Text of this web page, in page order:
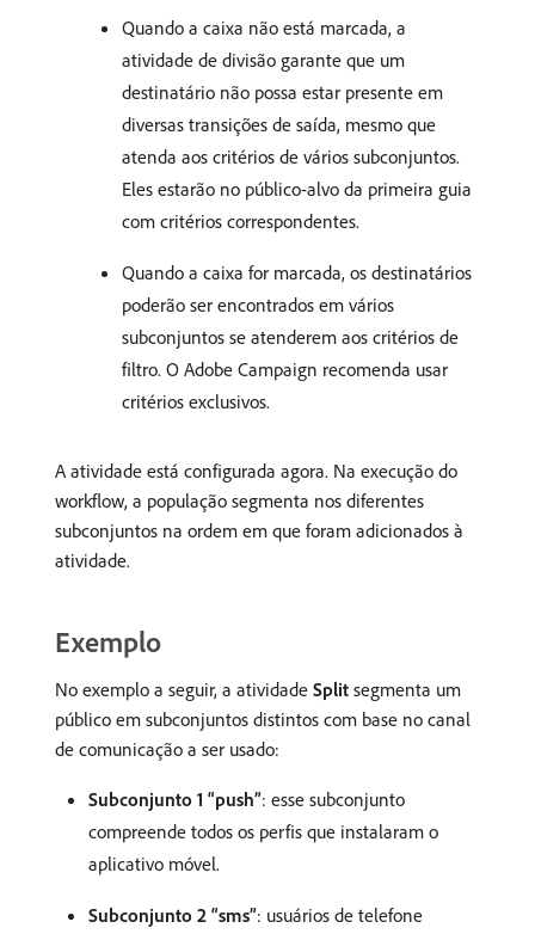
Quando a caixa não está marcada, a
atividade de divisão garante que um
destinatário não possa estar presente em
diversas transições de saída, mesmo que
atenda aos critérios de vários subconjuntos.
Eles estarão no público-alvo da primeira guia
com critérios correspondentes.
Quando a caixa for marcada, os destinatários
poderão ser encontrados em vários
subconjuntos se atenderem aos critérios de
filtro. O Adobe Campaign recomenda usar
critérios exclusivos.
A atividade está configurada agora. Na execução do
workflow, a população segmenta nos diferentes
subconjuntos na ordem em que foram adicionados à
atividade.
Exemplo
No exemplo a seguir, a atividade Split segmenta um
público em subconjuntos distintos com base no canal
de comunicação a ser usado:
Subconjunto 1 “push”: esse subconjunto
compreende todos os perfis que instalaram o
aplicativo móvel.
Subconjunto 2 “sms”: usuários de telefone